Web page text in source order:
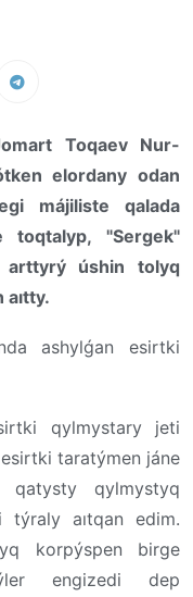
Toqaev Nur-
elordany odan
májiliste qalada
toqtalyp, "Sergek"
arttyrý úshin tolyq
aıtty.
ashylǵan esirtki
qylmystary jeti
taratýmen jáne
qatysty qylmystyq
týraly aıtqan edim.
korpýspen birge
engizedi dep